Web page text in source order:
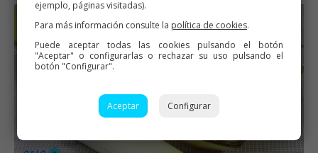
ejemplo, páginas visitadas).
Para más información consulte la política de cookies.
Puede aceptar todas las cookies pulsando el botón
"Aceptar" o configurarlas o rechazar su uso pulsando el
botón "Configurar".
Aceptar Configurar